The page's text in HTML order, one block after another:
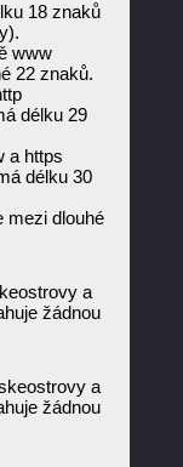
18 znaků
www
22 znaků.
délku 29
a https
délku 30
mezi dlouhé
a
žádnou
a
žádnou